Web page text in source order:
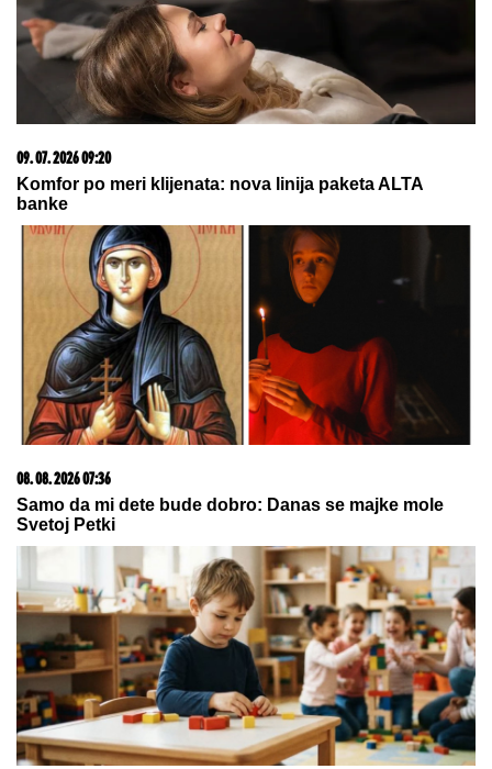
KRVAVA ČITULJA POKRENULA PAKAO U
BALKANSKOM GRADU?!
Opsadno stanje na
ulicama, MECI LETE NA SVE STRANE: Drama
počela ubistvom na sastanku zbog duga Zviceru,
onda je usledio HAOS (FOTO)
MARINA VISKOVIĆ U NIKAD
SMELIJEM
IZDANjU: U kaubojkama i
sa prorezom na suknji pokazala
izvajane noge, ali i nešto što nije
okretali za njom u papučama, NE
šta joj od ranog jutra stvara VELIKU
NELAGODU! (VIDEO)
by Aklamator